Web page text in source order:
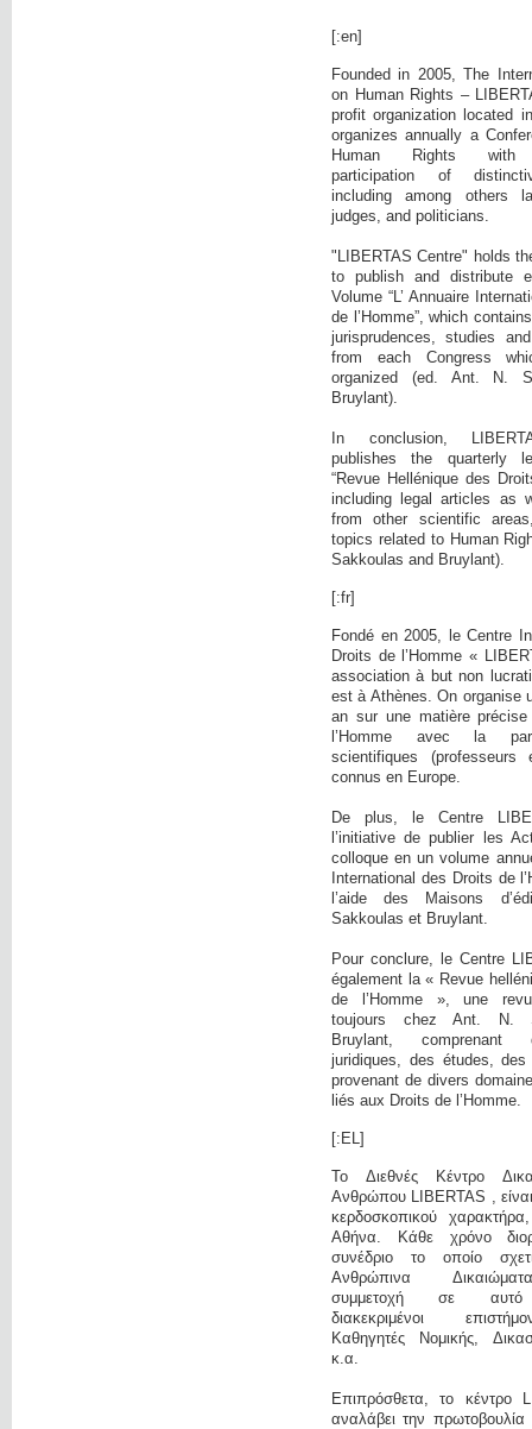
[:en]
Founded in 2005, The
on Human Rights –
profit organization located
organizes annually a
Human Rights with
participation of
including among others
judges, and politicians.
"LIBERTAS Centre" holds
to publish and distribute
Volume “L’ Annuaire
de l’Homme”, which
jurisprudences, studies
from each Congress
organized (ed. Ant. N.
Bruylant).
In conclusion,
publishes the quarterly
“Revue Hellénique des
including legal articles as
from other scientific
topics related to Human
Sakkoulas and Bruylant).
[:fr]
Fondé en 2005, le Centre
Droits de l’Homme «
association à but non
est à Athènes. On organise
an sur une matière
l’Homme avec la
scientifiques
connus en Europe.
De plus, le Centre
l’initiative de publier les
colloque en un volume
International des Droits de
l’aide des Maisons
Sakkoulas et Bruylant.
Pour conclure, le Centre
également la « Revue
de l’Homme », une
toujours chez Ant. N.
Bruylant, comprenant
juridiques, des études, des
provenant de divers
liés aux Droits de l’Homme.
[:EL]
Το Διεθνές Κέντρο
Ανθρώπου LIBERTAS , είναι
κερδοσκοπικού
Αθήνα. Κάθε χρόνο
συνέδριο το οποίο
Ανθρώπινα
συμμετοχή σε αυτό
διακεκριμένοι
Καθηγητές Νομικής,
κ.α.
Επιπρόσθετα, το κέντρο
αναλάβει την πρωτοβουλία